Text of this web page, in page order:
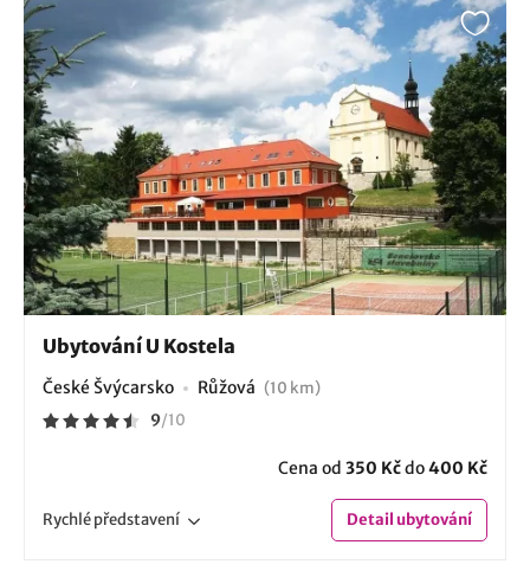
Ubytování U Kostela
České Švýcarsko Růžová (10 km)
9/10
Cena od 350 Kčdo400 Kč
Rychlépředstavení Detailubytování